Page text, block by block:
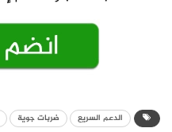
الدعم السريع ضربات جوية